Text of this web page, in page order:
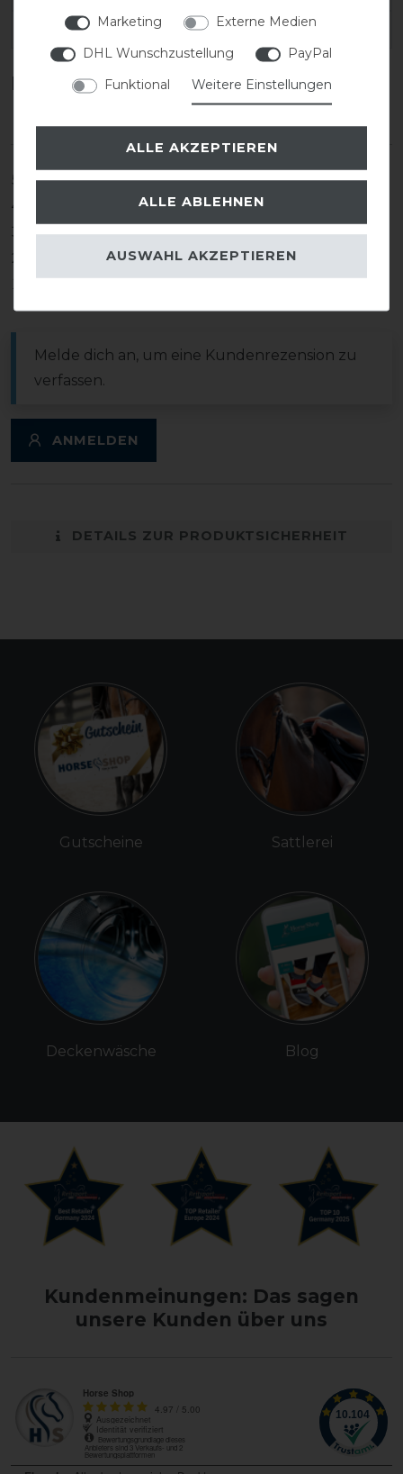
Kundenrezensionen (0)
5
0
4
0
3
0
2
0
1
Melde dich an, um eine Kundenrezension zu
verfassen.
ANMELDEN
DETAILS ZUR PRODUKTSICHERHEIT
Gutscheine
Deckenwäsche
Sattlerei
Blog
Kundenmeinungen: Das sagen
unsere Kunden über uns
Marketing
Externe Medien
DHL Wunschzustellung
PayPal
Funktional
Weitere Einstellungen
ALLE AKZEPTIEREN
ALLE ABLEHNEN
AUSWAHL AKZEPTIEREN